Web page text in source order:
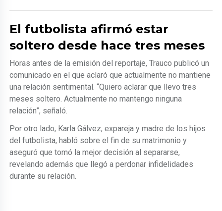
El futbolista afirmó estar
soltero desde hace tres meses
Horas antes de la emisión del reportaje, Trauco publicó un
comunicado en el que aclaró que actualmente no mantiene
una relación sentimental. “Quiero aclarar que llevo tres
meses soltero. Actualmente no mantengo ninguna
relación”, señaló.
Por otro lado, Karla Gálvez, expareja y madre de los hijos
del futbolista, habló sobre el fin de su matrimonio y
aseguró que tomó la mejor decisión al separarse,
revelando además que llegó a perdonar infidelidades
durante su relación.